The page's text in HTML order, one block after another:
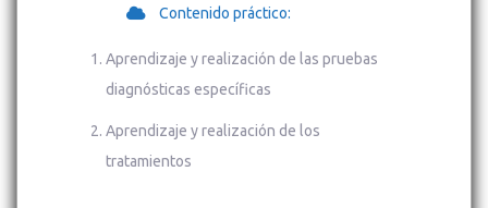
Contenido práctico:
Aprendizaje y realización de las pruebas
diagnósticas específicas
Aprendizaje y realización de los
tratamientos